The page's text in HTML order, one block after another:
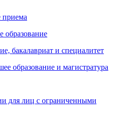
приема
образование
бакалавриат и специалитет
образование и магистратура
для лиц с ограниченными